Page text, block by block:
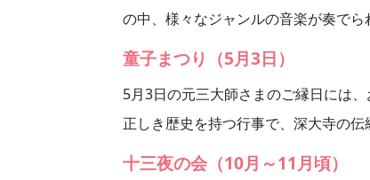
の中、様々なジャンルの音楽が奏でら
童子まつり（5月3日）
5月3日の元三大師さまのご縁日には
正しき歴史を持つ行事で、深大寺の伝
十三夜の会（10月～11月頃）